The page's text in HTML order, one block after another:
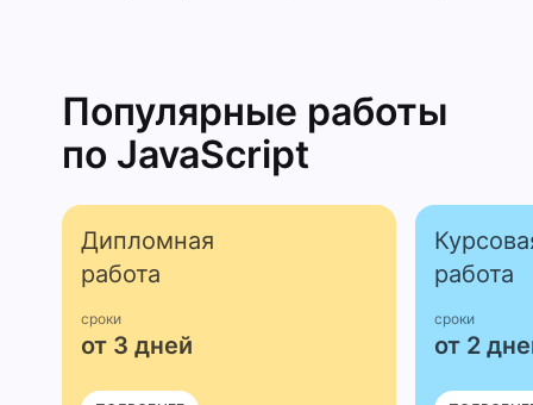
Популярные работы
по JavaScript
Дипломная
работа
сроки
от 3 дней
работа
сроки
от 2